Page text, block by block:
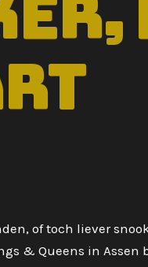
of toch liever
& Queens in Assen